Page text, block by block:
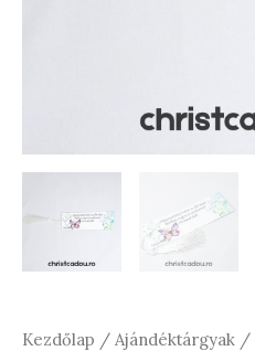
Kezdőlap / Ajándéktárgyak /